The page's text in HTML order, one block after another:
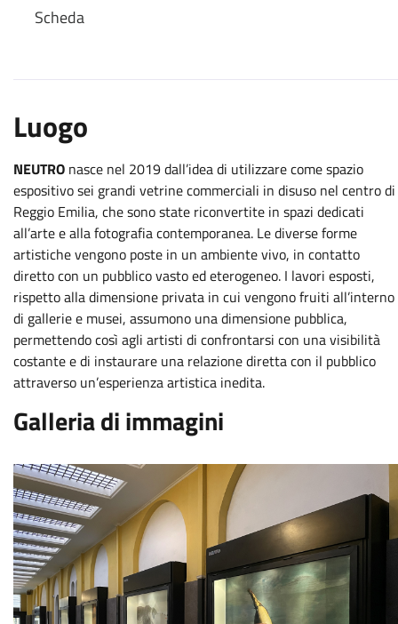
Scheda
Luogo
NEUTRO nasce nel 2019 dall’idea di utilizzare come spazio
espositivo sei grandi vetrine commerciali in disuso nel centro di
Reggio Emilia, che sono state riconvertite in spazi dedicati
all’arte e alla fotografia contemporanea. Le diverse forme
artistiche vengono poste in un ambiente vivo, in contatto
diretto con un pubblico vasto ed eterogeneo. I lavori esposti,
rispetto alla dimensione privata in cui vengono fruiti all’interno
di gallerie e musei, assumono una dimensione pubblica,
permettendo così agli artisti di confrontarsi con una visibilità
costante e di instaurare una relazione diretta con il pubblico
attraverso un’esperienza artistica inedita.
Galleria di immagini